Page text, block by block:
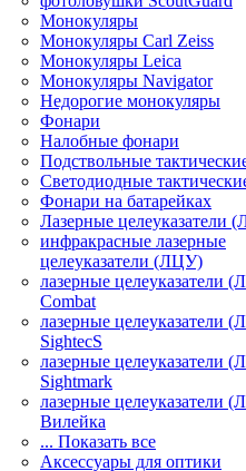
Монокуляры
Монокуляры Carl Zeiss
Монокуляры Leica
Монокуляры Navigator
Недорогие монокуляры
Фонари
Налобные фонари
Подствольные
Светодиодные
Фонари на батарейках
Лазерные целеуказатели
инфракрасные лазерные
целеуказатели (ЛЦУ)
лазерные целеуказатели
Combat
лазерные целеуказатели
SightecS
лазерные целеуказатели
Sightmark
лазерные целеуказатели
Вилейка
... Показать все
Аксессуары для оптики